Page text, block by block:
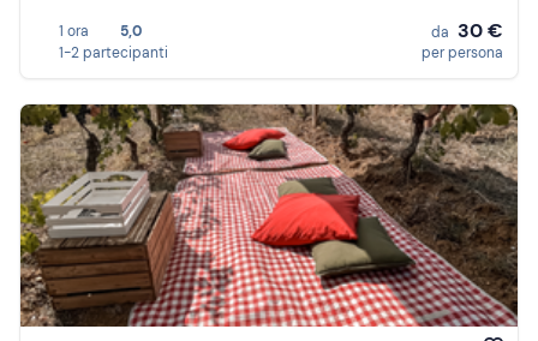
1 ora
5,0
1-2 partecipanti
da 30 €
per persona